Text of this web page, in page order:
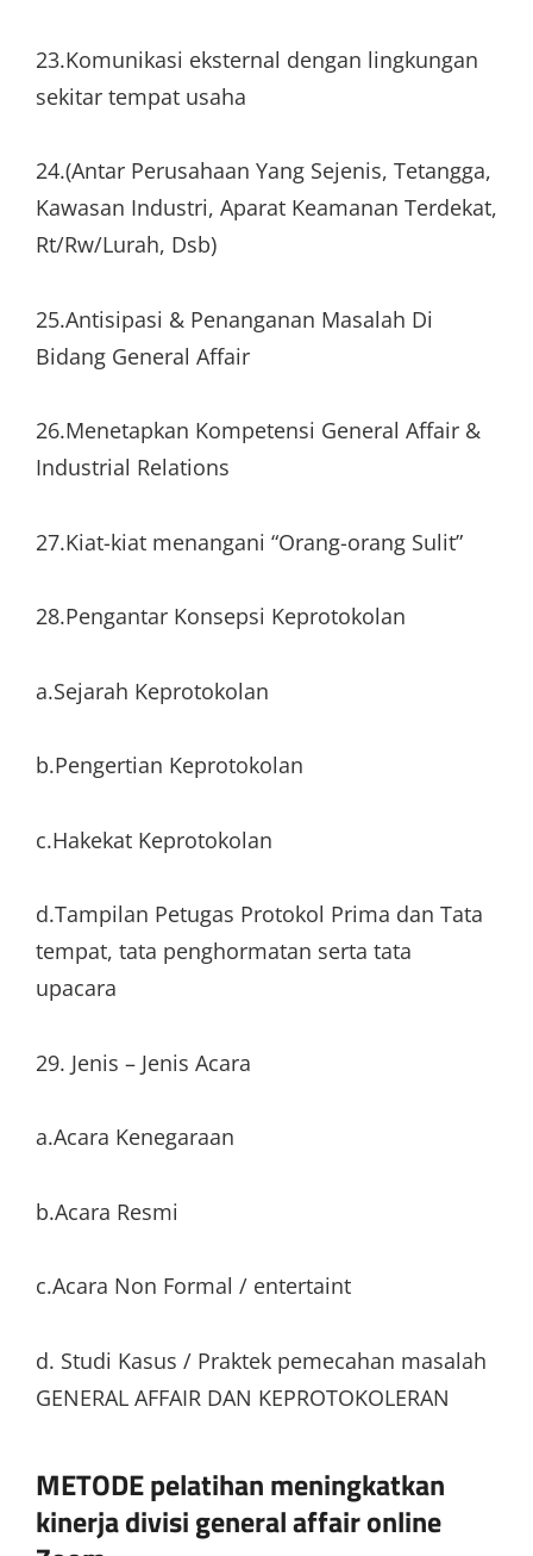
23.Komunikasi eksternal dengan lingkungan
sekitar tempat usaha
24.(Antar Perusahaan Yang Sejenis, Tetangga,
Kawasan Industri, Aparat Keamanan Terdekat,
Rt/Rw/Lurah, Dsb)
25.Antisipasi & Penanganan Masalah Di
Bidang General Affair
26.Menetapkan Kompetensi General Affair &
Industrial Relations
27.Kiat-kiat menangani “Orang-orang Sulit”
28.Pengantar Konsepsi Keprotokolan
a.Sejarah Keprotokolan
b.Pengertian Keprotokolan
c.Hakekat Keprotokolan
d.Tampilan Petugas Protokol Prima dan Tata
tempat, tata penghormatan serta tata
upacara
29. Jenis – Jenis Acara
a.Acara Kenegaraan
b.Acara Resmi
c.Acara Non Formal / entertaint
d. Studi Kasus / Praktek pemecahan masalah
GENERAL AFFAIR DAN KEPROTOKOLERAN
METODE pelatihan meningkatkan
kinerja divisi general affair online